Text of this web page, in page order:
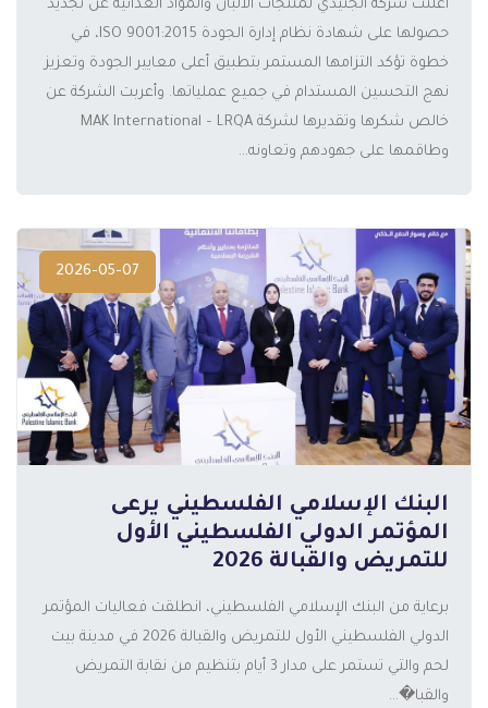
أعلنت شركة الجنيدي لمنتجات الألبان والمواد الغذائية عن تجديد
حصولها على شهادة نظام إدارة الجودة ISO 9001:2015، في
خطوة تؤكد التزامها المستمر بتطبيق أعلى معايير الجودة وتعزيز
نهج التحسين المستدام في جميع عملياتها. وأعربت الشركة عن
خالص شكرها وتقديرها لشركة MAK International – LRQA
وطاقمها على جهودهم وتعاونه...
2026-05-07
البنك الإسلامي الفلسطيني يرعى
المؤتمر الدولي الفلسطيني الأول
للتمريض والقبالة 2026
برعاية من البنك الإسلامي الفلسطيني، انطلقت فعاليات المؤتمر
الدولي الفلسطيني الأول للتمريض والقبالة 2026 في مدينة بيت
لحم والتي تستمر على مدار 3 أيام بتنظيم من نقابة التمريض
والقبا�...